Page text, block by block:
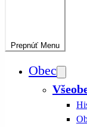
Prepnúť Menu
Obec